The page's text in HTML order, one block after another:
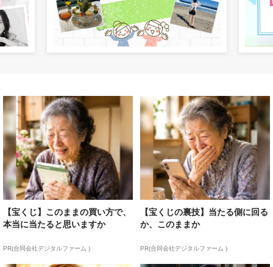
【宝くじ】このままの買い方で、
本当に当たると思いますか
PR(合同会社デジタルファーム )
【宝くじの裏技】当たる側に回る
か、このままか
PR(合同会社デジタルファーム )